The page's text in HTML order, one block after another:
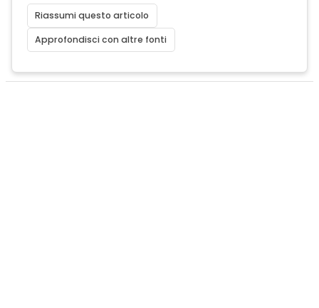
Riassumi questo articolo
Approfondisci con altre fonti